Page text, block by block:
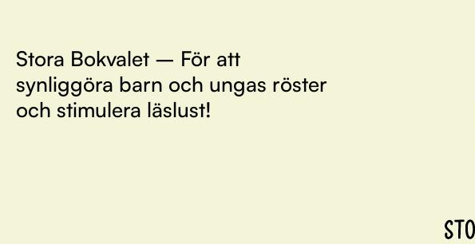
Stora Bokvalet – För att
synliggöra barn och ungas röster
och stimulera läslust!